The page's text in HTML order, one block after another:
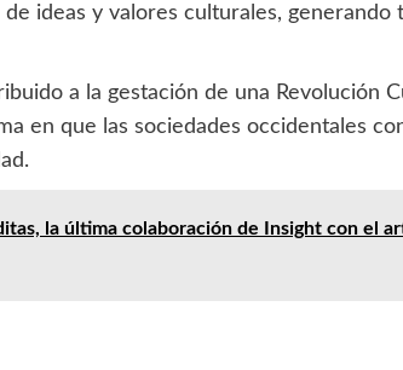
ideas y valores culturales, generando
a la gestación de una Revolución
en que las sociedades occidentales
la última colaboración de Insight con el